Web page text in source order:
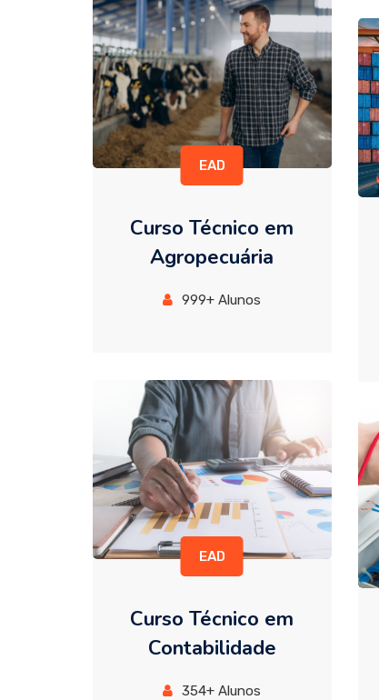
EAD
Curso Técnico em
Agropecuária
999+ Alunos
EAD
Curso Técnico em
Contabilidade
354+ Alunos